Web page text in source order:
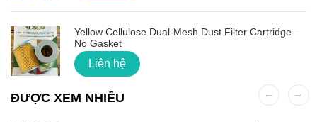
Yellow Cellulose Dual-Mesh Dust Filter Cartridge –
No Gasket
Liên hệ
ĐƯỢC XEM NHIỀU